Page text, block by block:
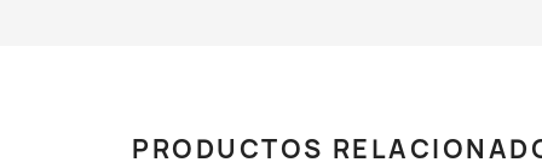
PRODUCTOS